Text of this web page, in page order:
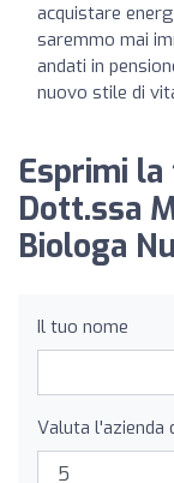
acquistare
saremmo mai
andati in
nuovo stile di
Esprimi la
Dott.ssa
Biologa
Il tuo nome
Valuta l'azienda